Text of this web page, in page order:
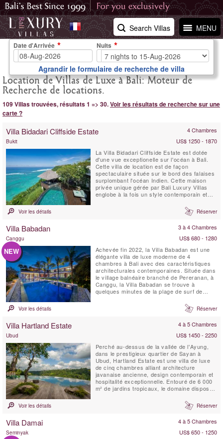
MENU
Search Villas
Location de Villas de Luxe à Bali: Moteur de
Recherche de locations.
109 Villas trouvées, résultats 1 => 30.Voir les résultats de recherche sur une
carte ?
Villa Bidadari Cliffside Estate 4 Chambres
Bukit
US$ 1250 - 1870
La Villa Bidadari Cliffside Estate est dotée
d'une vue exceptionelle sur l'océan à Bali.
Cette villa de location est de façon
spectaculaire située sur le bord des falaises
surplombant l'océan Indien. Cette maison
privée unique gérée par Bali Luxury Villas
englobe à la fois un style contemporain et
coucher se situent dans la résidence
principale, et une quatrième se trouve au
Voir les détails Réserver
Villa Babadan 3 à 4 Chambres
Canggu US$ 680 - 1280
NEW
Achevée fin 2022, la Villa Babadan est une
élégante villa de luxe moderne de 4
chambres à Bali avec des caractéristiques
architecturales contemporaines. Située dans
le village balnéaire branché de Pereranan, à
Canggu, la Villa Babadan se trouve à
quelques minutes de la plage de surf de
dignes d'un magazine, rehaussés par
beaucoup de lumière naturelle, la Villa
Voir les détails Réserver
Villa Hartland Estate 4 à 5 Chambres
Ubud
US$ 1450 - 2250
Perché au-dessus de la vallée de l'Ayung,
dans le prestigieux quartier de Sayan à
Ubud, Hartland Estate est une villa de luxe
de cinq chambres alliant architecture
javanaise ancienne, design contemporain et
hospitalité exceptionnelle. Entouré de 6 000
m² de jardins tropicaux, le domaine dispose
d'eau salée de 26 mètres alimentée par une
source naturelle, de vues panoramiques sur
Voir les détails Réserver
Villa Damai 4 à 5 Chambres
Seminyak US$ 650 - 1250
Date d'Arrivée Nuits
Agrandir le formulaire de recherche de villa